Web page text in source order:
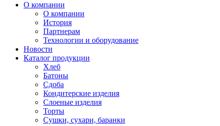
О компании
О компании
История
Партнерам
Технологии и оборудование
Новости
Каталог продукции
Хлеб
Батоны
Сдоба
Кондитерские изделия
Слоеные изделия
Торты
Сушки, сухари, баранки